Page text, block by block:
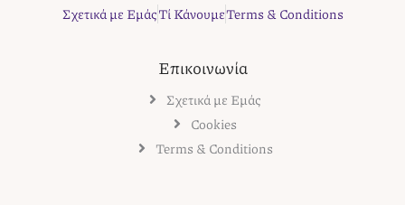
Σχετικά με ΕμάςΤί ΚάνουμεTerms & Conditions
Επικοινωνία
Σχετικά με Εμάς
Cookies
Terms & Conditions